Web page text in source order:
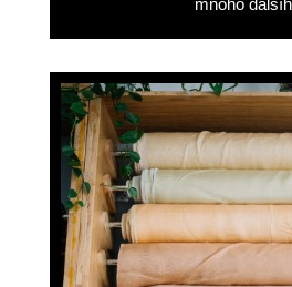
mnoho